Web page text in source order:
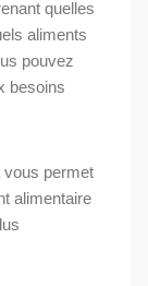
quelles
aliments
pouvez
besoins
vous permet
alimentaire